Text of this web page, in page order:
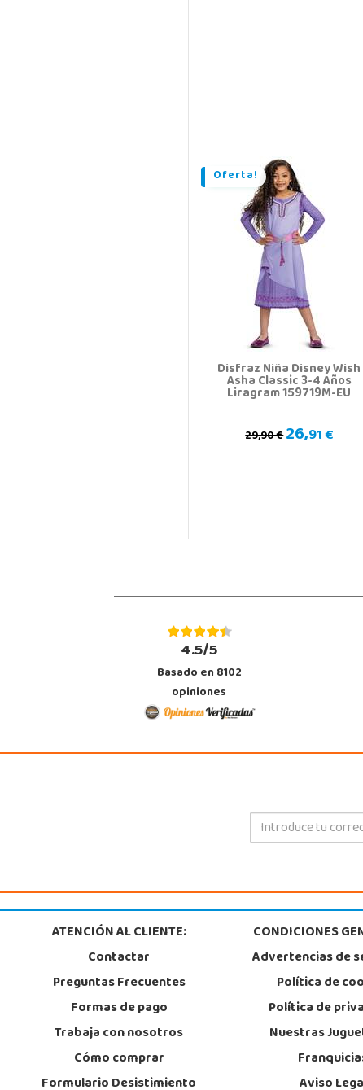
Oferta!
Disfraz Niña Disney Wish
Asha Classic 3-4 Años
Liragram 159719M-EU
29,90 €26,91 €
4.5/5
Basado en 8102
opiniones
ATENCIÓN AL CLIENTE:
Contactar
Preguntas Frecuentes
Formas de pago
Trabaja con nosotros
Cómo comprar
Formulario Desistimiento
CONDICIONES
Advertencias de
Política de
Política de
Nuestras
Aviso